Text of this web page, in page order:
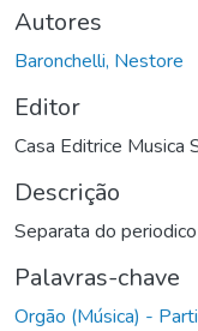
Autores
Baronchelli, Nestore
Editor
Casa Editrice Musica
Descrição
Separata do
Palavras-chave
Orgão (Música) -